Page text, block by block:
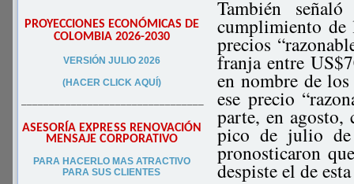
PROYECCIONES ECONÓMICAS DE
COLOMBIA 2026-2030
VERSIÓN JULIO 2026
(HACER CLICK AQUÍ)
–––––––––––––––––––––––––––––––––
ASESORÍA EXPRESS RENOVACIÓN
MENSAJE CORPORATIVO
PARA HACERLO MAS ATRACTIVO
PARA SUS CLIENTES
También
cumplimiento de
precios
franja entre
en nombre de
ese precio
parte, en agosto,
pico de julio de
pronosticaron
despiste el de